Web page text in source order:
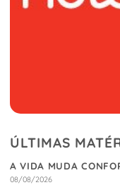
ÚLTIMAS
A VIDA MUDA
08/08/2026